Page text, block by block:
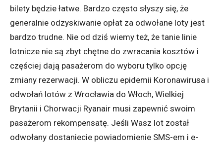
bilety będzie łatwe. Bardzo często słyszy się, że
generalnie odzyskiwanie opłat za odwołane loty jest
bardzo trudne. Nie od dziś wiemy też, że tanie linie
lotnicze nie są zbyt chętne do zwracania kosztów i
częściej dają pasażerom do wyboru tylko opcję
zmiany rezerwacji. W obliczu epidemii Koronawirusa i
odwołań lotów z Wrocławia do Włoch, Wielkiej
Brytanii i Chorwacji Ryanair musi zapewnić swoim
pasażerom rekompensatę. Jeśli Wasz lot został
odwołany dostaniecie powiadomienie SMS-em i e-